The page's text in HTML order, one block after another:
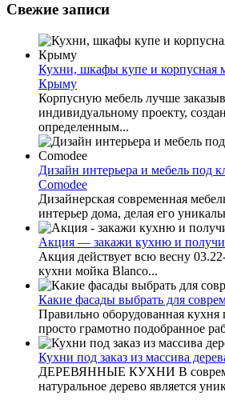
Свежие записи
Кухни, шкафы купе и корпусная
Крыму
Корпусную мебель лучше
индивидуальному проекту,
определенным...
Дизайн интерьера и мебель под
Comodee
Дизайнерская современная
интерьер дома, делая его
Акция — закажи кухню и
Акция действует всю весну
кухни мойка Blanco...
Какие фасады выбрать для
Правильно оборудованная кухня
просто грамотно подобранное
Кухни под заказ из массива
ДЕРЕВЯННЫЕ КУХНИ В
натуральное дерево является